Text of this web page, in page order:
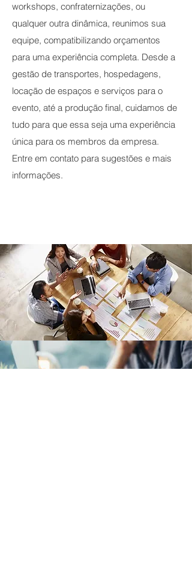
workshops, confraternizações, ou
qualquer outra dinâmica, reunimos sua
equipe, compatibilizando orçamentos
para uma experiência completa. Desde a
gestão de transportes, hospedagens,
locação de espaços e serviços para o
evento, até a produção final, cuidamos de
tudo para que essa seja uma experiência
única para os membros da empresa. ​
Entre em contato para sugestões e mais
informações.